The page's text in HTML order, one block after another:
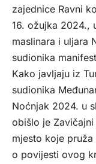
zajednice Ravni
16. ožujka 2024.,
maslinara i uljara
sudionika
Kako javljaju iz
sudionika
Noćnjak 2024. u
obišlo je
mjesto koje
o povijesti ovog